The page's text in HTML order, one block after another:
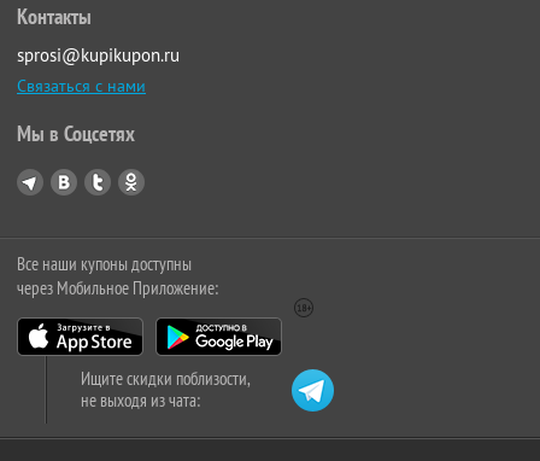
Контакты
sprosi@kupikupon.ru
Связаться с нами
Мы в Соцсетях
Все наши купоны доступны
через Мобильное Приложение:
Ищите скидки поблизости,
не выходя из чата: